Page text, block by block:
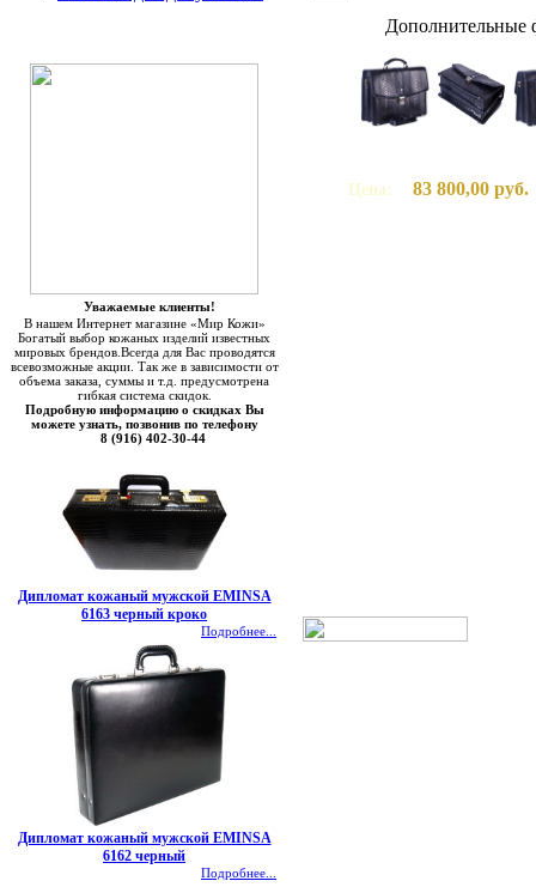
Уважаемые клиенты!
В нашем Интернет магазине «Мир Кожи»
Богатый выбор кожаных изделий известных
мировых брендов.Всегда для Вас проводятся
всевозможные акции. Так же в зависимости от
объема заказа, суммы и т.д. предусмотрена
гибкая система скидок.
Подробную информацию о скидках Вы
можете узнать, позвонив по телефону
8 (916) 402-30-44
Дипломат кожаный мужской EMINSA
6163 черный кроко
Подробнее...
Дипломат кожаный мужской EMINSA
6162 черный
Подробнее...
Дополнительные
Цена: 83 800,00 руб.